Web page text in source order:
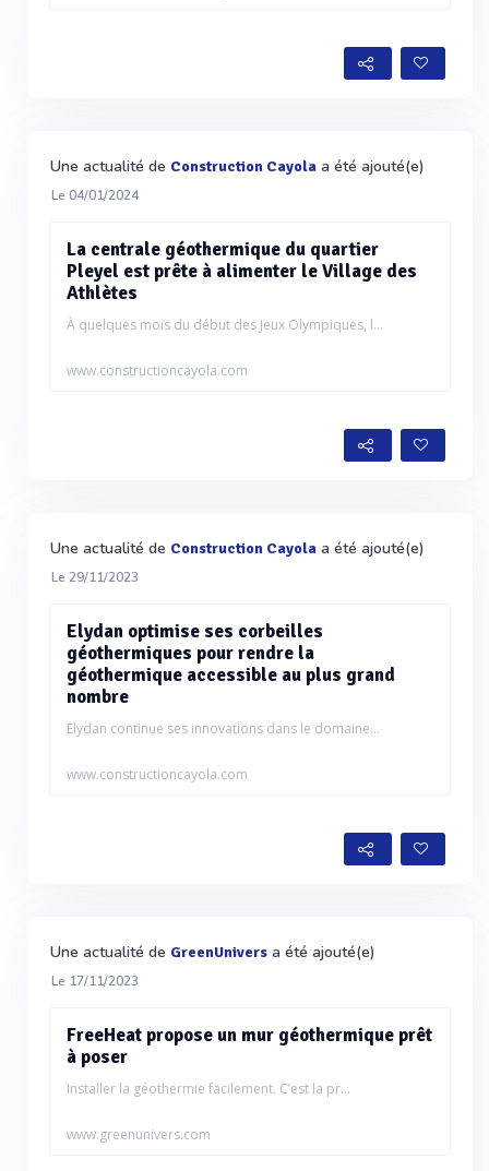
Une actualité de Construction Cayola a été ajouté(e)
Le 04/01/2024
La centrale géothermique du quartier
Pleyel est prête à alimenter le Village des
Athlètes
À quelques mois du début des Jeux Olympiques, l...
www.constructioncayola.com
Une actualité de Construction Cayola a été ajouté(e)
Le 29/11/2023
Elydan optimise ses corbeilles
géothermiques pour rendre la
géothermique accessible au plus grand
nombre
Elydan continue ses innovations dans le domaine...
www.constructioncayola.com
Une actualité de GreenUnivers a été ajouté(e)
Le 17/11/2023
FreeHeat propose un mur géothermique prêt
à poser
Installer la géothermie facilement. C’est la pr...
www.greenunivers.com